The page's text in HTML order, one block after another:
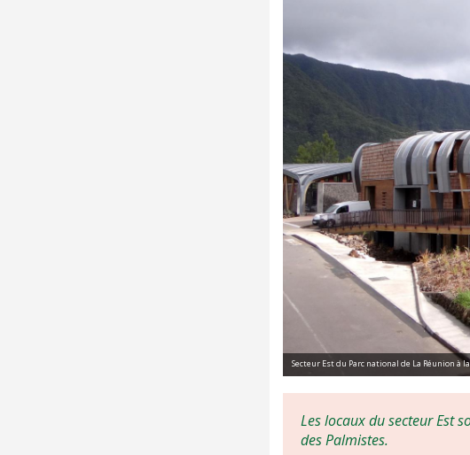
Secteur Est du Parc national de La Réunion à
Les locaux du secteur Est
des Palmistes.